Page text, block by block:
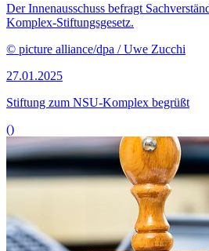
Der Innenausschuss befragt
Komplex-Stiftungsgesetz.
© picture alliance/dpa / Uwe Zucchi
27.01.2025
Stiftung zum NSU-Komplex begrüßt
()